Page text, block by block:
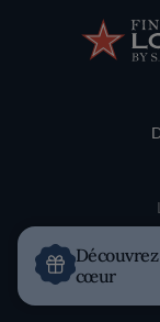
cœur